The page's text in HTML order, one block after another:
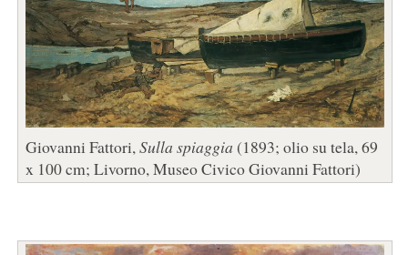
Giovanni Fattori,Sulla spiaggia (1893; olio su tela, 69
x 100 cm; Livorno, Museo Civico Giovanni Fattori)